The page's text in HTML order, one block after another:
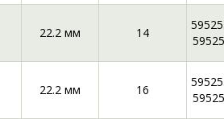
22.2 мм 14
22.2 мм 16